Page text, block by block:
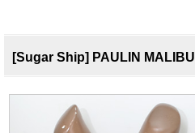
[Sugar Ship] PAULIN